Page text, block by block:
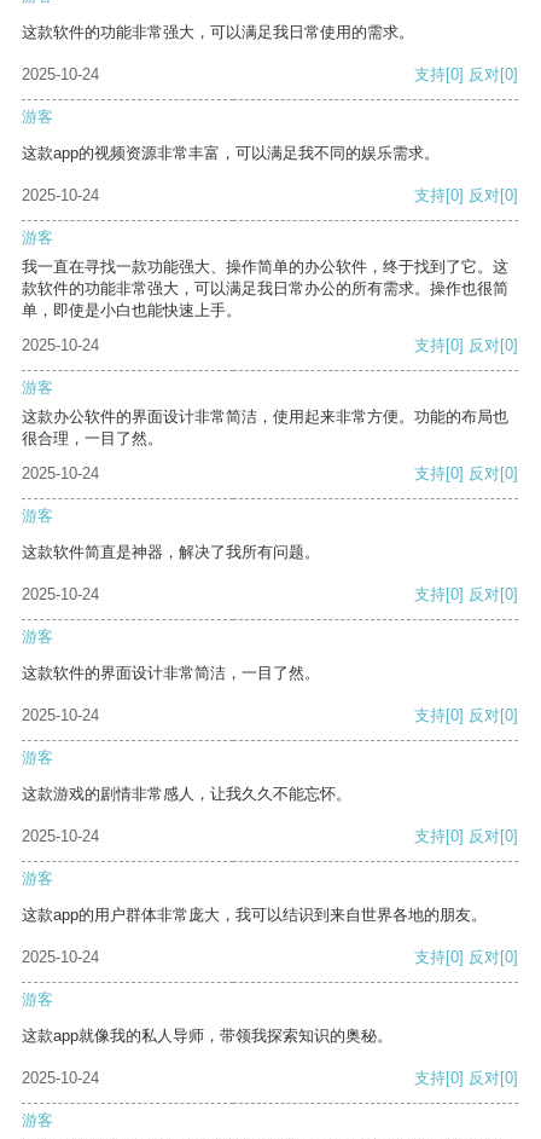
这款软件的功能非常强大，可以满足我日常使用的需求。
2025-10-24 支持[0] 反对[0]
游客
这款app的视频资源非常丰富，可以满足我不同的娱乐需求。
2025-10-24 支持[0] 反对[0]
游客
我一直在寻找一款功能强大、操作简单的办公软件，终于找到了它。这
款软件的功能非常强大，可以满足我日常办公的所有需求。操作也很简
单，即使是小白也能快速上手。
2025-10-24
支持[0] 反对[0]
游客
这款办公软件的界面设计非常简洁，使用起来非常方便。功能的布局也
很合理，一目了然。
2025-10-24
支持[0] 反对[0]
游客
这款软件简直是神器，解决了我所有问题。
2025-10-24 支持[0] 反对[0]
游客
这款软件的界面设计非常简洁，一目了然。
2025-10-24 支持[0] 反对[0]
游客
这款游戏的剧情非常感人，让我久久不能忘怀。
2025-10-24 支持[0] 反对[0]
游客
这款app的用户群体非常庞大，我可以结识到来自世界各地的朋友。
2025-10-24 支持[0] 反对[0]
游客
这款app就像我的私人导师，带领我探索知识的奥秘。
2025-10-24 支持[0] 反对[0]
游客